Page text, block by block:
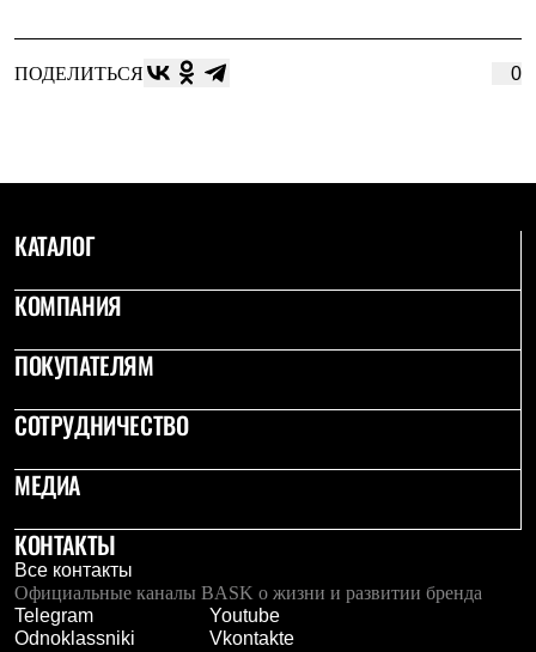
Флисовая одежда
Брюки
Футболки
Рубашки
Брюки
Женская одежда
Утепленная пухом
Брюки
Жилеты
Утепленная синтетикой
Куртки
Штормовая одежда
Куртки
Софтшелл одежда
Куртки
Брюки
Лёгкая одежда
ПОДЕЛИТЬСЯ 0
КАТАЛОГ
КОМПАНИЯ
ПОКУПАТЕЛЯМ
СОТРУДНИЧЕСТВО
МЕДИА
КОНТАКТЫ
Все контакты
Официальные каналы BASK о жизни и развитии бренда
Telegram
Youtube
Odnoklassniki
Vkontakte